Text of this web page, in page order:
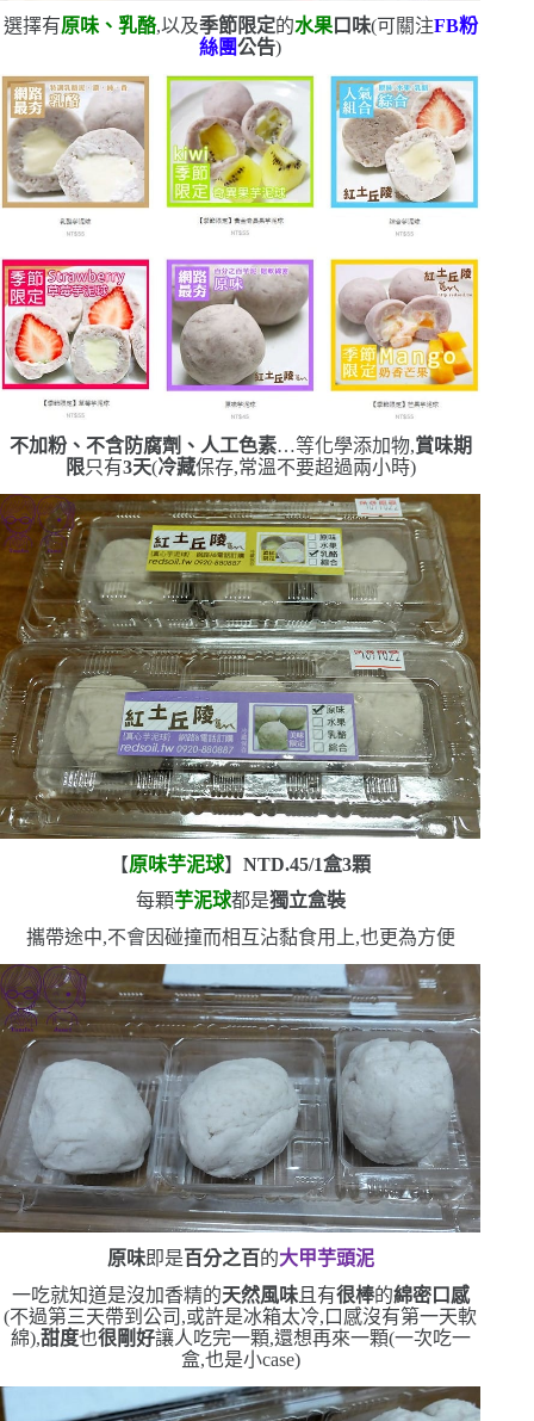
選擇有原味、乳酪,以及季節限定的水果口味(可關注FB粉
絲團公告)
不加粉、不含防腐劑、人工色素…等化學添加物,賞味期
限只有3天(冷藏保存,常溫不要超過兩小時)
【原味芋泥球】NTD.45/1盒3顆
每顆芋泥球都是獨立盒裝
攜帶途中,不會因碰撞而相互沾黏食用上,也更為方便
原味即是百分之百的大甲芋頭泥
一吃就知道是沒加香精的天然風味且有很棒的綿密口感
(不過第三天帶到公司,或許是冰箱太冷,口感沒有第一天軟
綿),甜度也很剛好讓人吃完一顆,還想再來一顆(一次吃一
盒,也是小case)